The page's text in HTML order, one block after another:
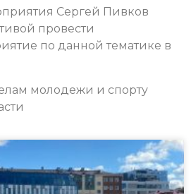
Сергей Пивков
провести
по данной тематике в
молодежи и спорту